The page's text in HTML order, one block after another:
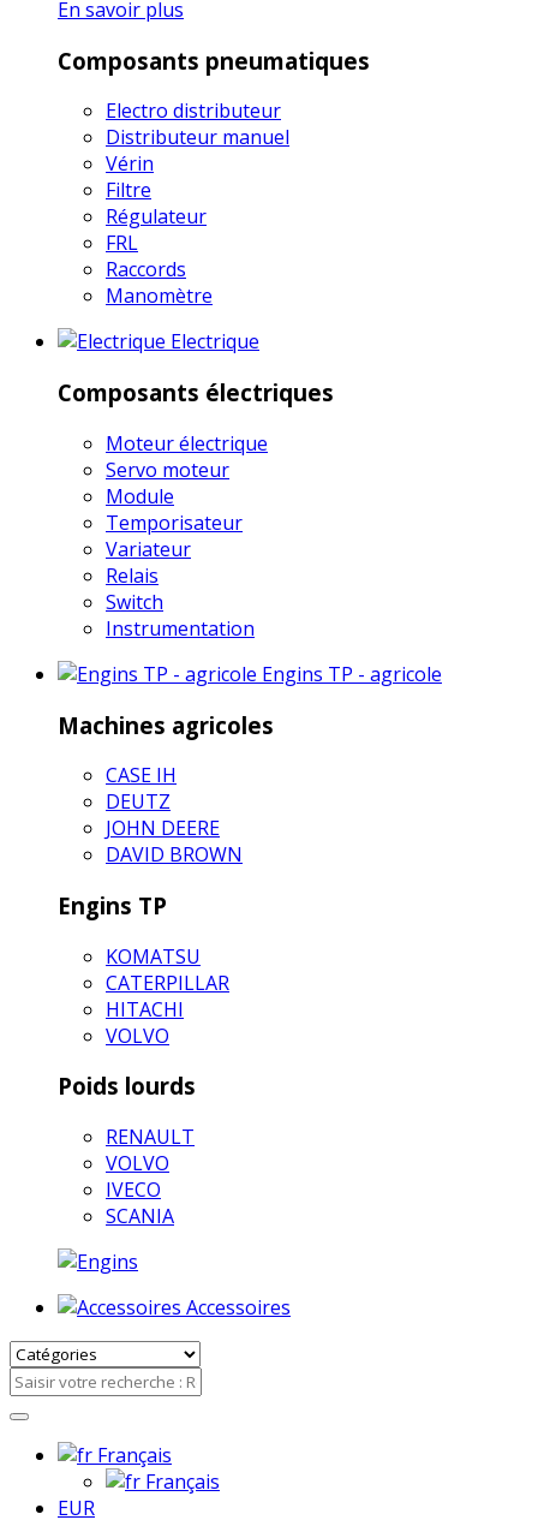
En savoir plus
Composants pneumatiques
Electro distributeur
Distributeur manuel
Vérin
Filtre
Régulateur
FRL
Raccords
Manomètre
Electrique
Composants électriques
Moteur électrique
Servo moteur
Module
Temporisateur
Variateur
Relais
Switch
Instrumentation
Engins TP - agricole
Machines agricoles
CASE IH
DEUTZ
JOHN DEERE
DAVID BROWN
Engins TP
KOMATSU
CATERPILLAR
HITACHI
VOLVO
Poids lourds
RENAULT
VOLVO
IVECO
SCANIA
Accessoires
Français
Français
EUR